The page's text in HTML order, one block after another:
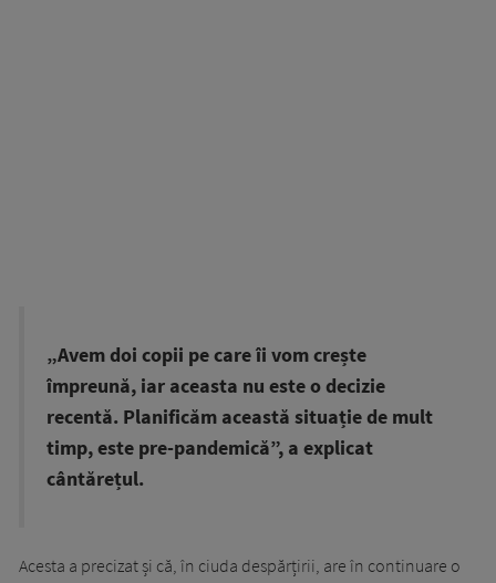
„Avem doi copii pe care îi vom crește
împreună, iar aceasta nu este o decizie
recentă. Planificăm această situație de mult
timp, este pre-pandemică”, a explicat
cântărețul.
Acesta a precizat și că, în ciuda despărțirii, are în continuare o